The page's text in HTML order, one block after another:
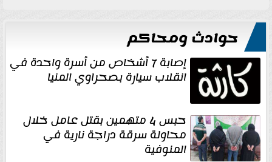
حوادث ومحاكم
إصابة 7 أشخاص من أسرة واحدة في
انقلاب سيارة بصحراوي المنيا
حبس 4 متهمين بقتل عامل خلال
محاولة سرقة دراجة نارية في
المنوفية